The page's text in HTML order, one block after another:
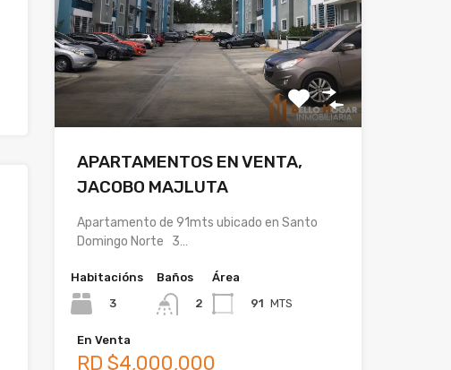
APARTAMENTOS EN VENTA,
JACOBO MAJLUTA
Apartamento de 91mts ubicado en Santo
Domingo Norte 3…
Habitacións
3
Baños
2
Área
91 MTS
En Venta
RD $4,000,000